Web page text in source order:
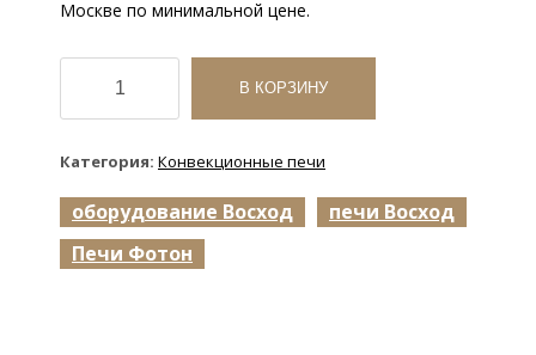
Москве по минимальной цене.
Количество
товара
Конвекционная
Фотон
ПРО
В КОРЗИНУ
Категория: Конвекционные печи
оборудование Восход
печи Восход
Печи Фотон